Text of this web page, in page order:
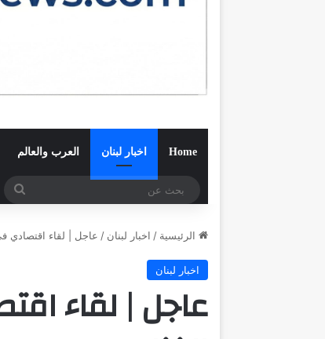
Home اخبار لبنان العرب والعالم
الرئيسية / اخبار لبنان / عاجل | لقاء اقتصادي
اخبار لبنان
عاجل | لقاء